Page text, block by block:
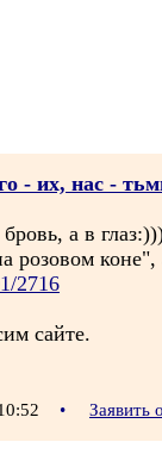
- их, нас -
а в
розовом
2716
сайте.
• Заявить